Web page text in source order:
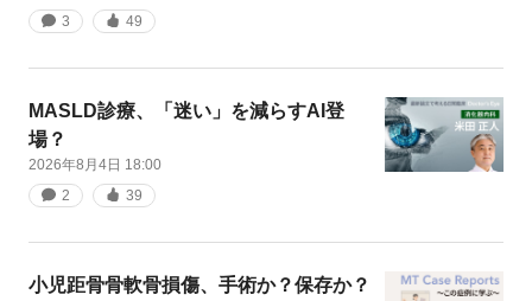
3
49
MASLD診療、「迷い」を減らすAI登
場？
2026年8月4日 18:00
2
39
小児距骨骨軟骨損傷、手術か？保存か？